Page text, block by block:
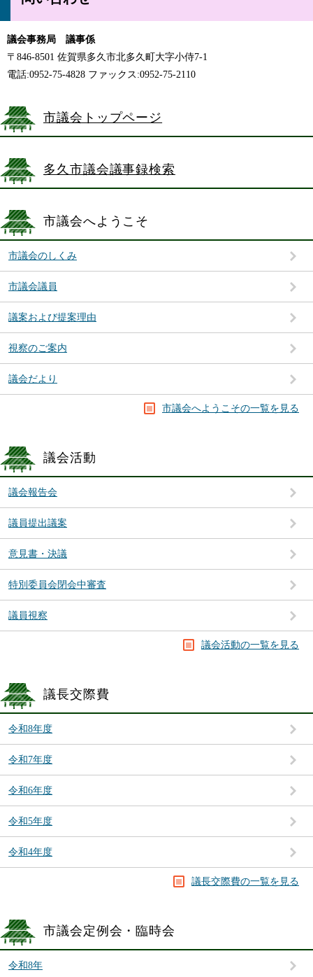
市議会トップページ
多久市議会議事録検索
市議会へようこそ
市議会のしくみ
市議会議員
議案および提案理由
視察のご案内
議会だより
市議会へようこその一覧を見る
議会活動
議会報告会
議員提出議案
意見書・決議
特別委員会閉会中審査
議員視察
議会活動の一覧を見る
議長交際費
令和8年度
令和7年度
令和6年度
令和5年度
令和4年度
議長交際費の一覧を見る
市議会定例会・臨時会
令和8年
議会事務局 議事係
〒846-8501 佐賀県多久市北多久町大字小侍7-1
電話:0952-75-4828 ファックス:0952-75-2110